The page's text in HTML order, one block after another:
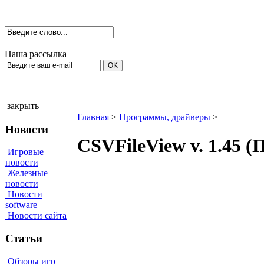
Наша рассылка
закрыть
Новости
Игровые
новости
Железные
новости
Новости
software
Новости сайта
Статьи
Обзоры игр
Главная > Программы, драйверы >
CSVFileView v. 1.45